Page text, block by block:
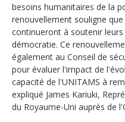
besoins humanitaires de la
renouvellement souligne
continueront à soutenir
démocratie. Ce
également au Conseil de
pour évaluer l'impact de
capacité de l'UNITAMS à
expliqué James Kariuki,
du Royaume-Uni auprès de